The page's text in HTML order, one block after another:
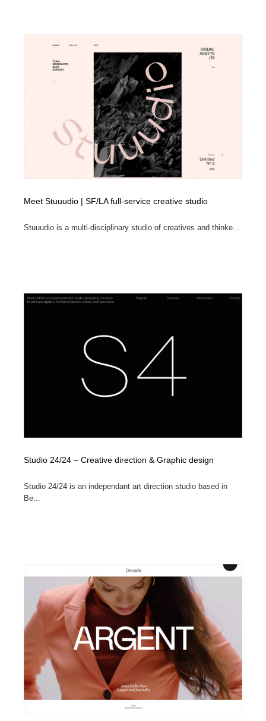
Meet Stuuudio | SF/LA full-service creative studio
Stuuudio is a multi-disciplinary studio of creatives and thinke...
Studio 24/24 – Creative direction & Graphic design
Studio 24/24 is an independant art direction studio based in
Be...